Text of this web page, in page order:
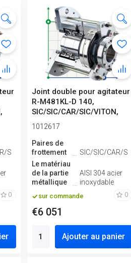
SIC
0
Joint double pour agitateur
R-M481KL-D 140,
SIC/SIC/CAR/SIC/VITON,
304
1012617
Paires de
frottement
SIC/SIC/CAR/
Le matériau
de la partie
métallique
AISI 304 acier
inoxydable
sur commande 0
€6 051
Ajouter au panier